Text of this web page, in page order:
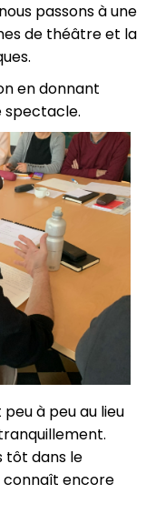
passons à une
de théâtre et la
en donnant
spectacle.
à peu au lieu
tôt dans le
connaît encore